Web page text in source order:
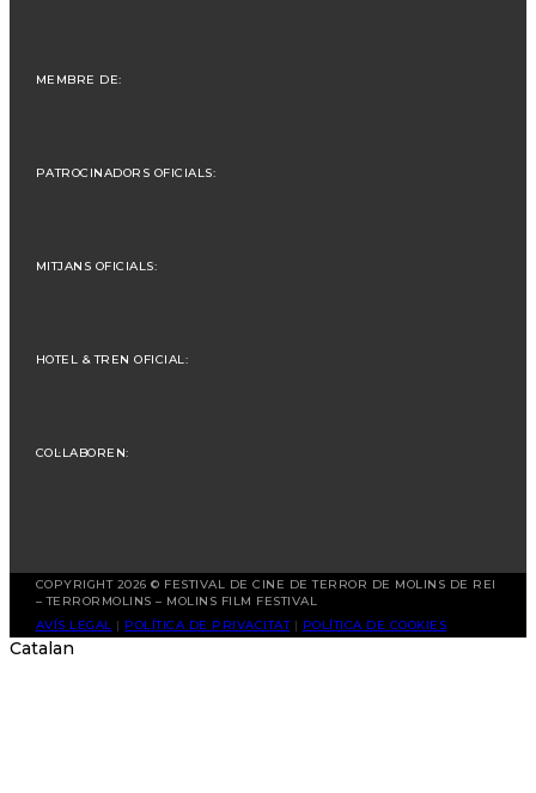
MEMBRE DE:
PATROCINADORS OFICIALS:
MITJANS OFICIALS:
HOTEL & TREN OFICIAL:
COL·LABOREN:
COPYRIGHT 2026 © FESTIVAL DE CINE DE TERROR DE MOLINS DE REI
– TERRORMOLINS – MOLINS FILM FESTIVAL
AVÍS LEGAL | POLÍTICA DE PRIVACITAT| POLÍTICA DE COOKIES
Catalan